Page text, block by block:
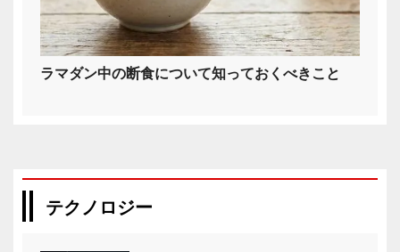
ラマダン中の断食について知っておくべきこと
テクノロジー